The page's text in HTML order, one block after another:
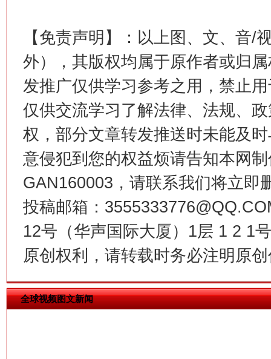
【免责声明】：以上图、文、音/
外），其版权均属于原作者或归
发推广仅供学习参考之用，禁止
仅供交流学习了解法律、法规、
权，部分文章转发推送时未能及
意侵犯到您的权益烦请告知本网
GAN160003，请联系我们将立即
投稿邮箱：
12号（华声国际大厦）1层 1 2 1
原创权利，请转载时务必注明原
全球视频图文新闻
习近平的博鳌关键词
魏明